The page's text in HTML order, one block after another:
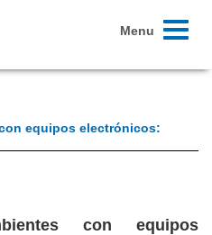
Toggle
Menu
equipos electrónicos:
con equipos